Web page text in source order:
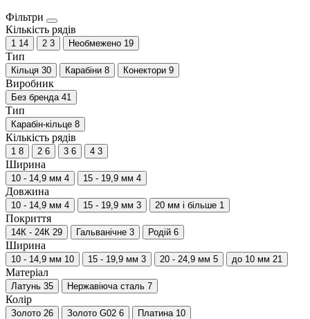
Фільтри
Кількість рядів
1 14 2 3 Необмежено 19
Тип
Кільця 30 Карабіни 8 Конектори 9
Виробник
Без бренда 41
Тип
Карабін-кільце 8
Кількість рядів
1 8 2 6 3 6 4 3
Ширина
10 - 14,9 мм 4 15 - 19,9 мм 4
Довжина
10 - 14,9 мм 4 15 - 19,9 мм 3 20 мм і більше 1
Покриття
14К - 24К 29 Гальванічне 3 Родій 6
Ширина
10 - 14,9 мм 10 15 - 19,9 мм 3 20 - 24,9 мм 5 до 10 мм 21
Матеріал
Латунь 35 Нержавіюча сталь 7
Колір
Золото 26 Золото G02 6 Платина 10